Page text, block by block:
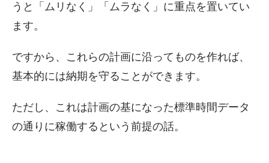
うと「ムリなく」「ムラなく」に重点を置いてい
ます。
ですから、これらの計画に沿ってものを作れば、
基本的には納期を守ることができます。
ただし、これは計画の基になった標準時間データ
の通りに稼働するという前提の話。